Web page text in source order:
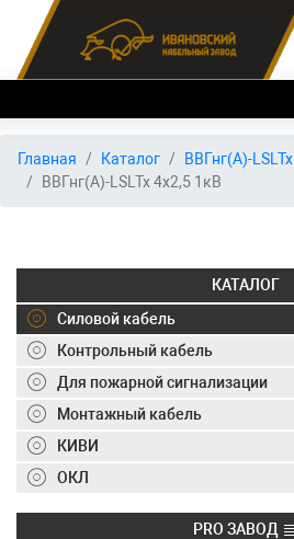
Главная
О заводе
Склад
ОКЛ
Вакансии
Контакты
+7 (495) 150-40-20
Главная Каталог
ВВГнг(А)-LSLTx
ВВГнг(А)-LSLTx 4х2,5 1кВ
КАТАЛОГ
Силовой кабель
Контрольный кабель
Для пожарной сигнализации
Монтажный кабель
КИВИ
ОКЛ
PRO ЗАВОД